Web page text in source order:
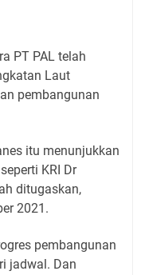
PT PAL telah
Laut
pembangunan
itu menunjukkan
KRI Dr
ditugaskan,
2021.
pembangunan
jadwal. Dan